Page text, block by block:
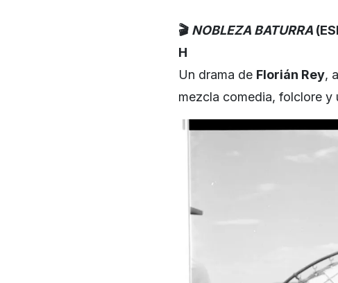
🎬 NOBLEZA BATURRA
H
Un drama de Florián Rey,
mezcla comedia, folclore y